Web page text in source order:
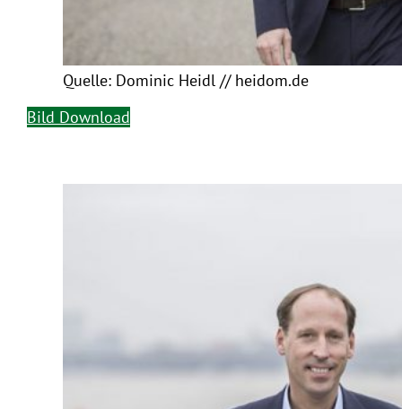
Quelle: Dominic Heidl // heidom.de
Bild Download